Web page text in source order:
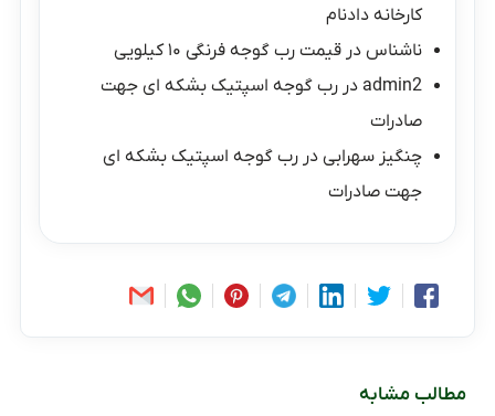
کارخانه دادنام
ناشناس درقیمت رب گوجه فرنگی ۱۰ کیلویی
admin2 دررب گوجه اسپتیک بشکه ای جهت
صادرات
چنگیز سهرابی دررب گوجه اسپتیک بشکه ای
جهت صادرات
مطالب مشابه